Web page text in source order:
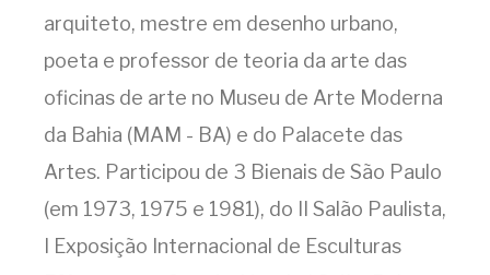
arquiteto, mestre em desenho urbano,
poeta e professor de teoria da arte das
oficinas de arte no Museu de Arte Moderna
da Bahia (MAM - BA) e do Palacete das
Artes. Participou de 3 Bienais de São Paulo
(em 1973, 1975 e 1981), do II Salão Paulista,
I Exposição Internacional de Esculturas